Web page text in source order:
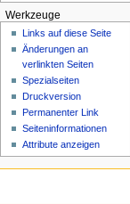
Werkzeuge
Links auf diese Seite
Änderungen an
verlinkten Seiten
Spezialseiten
Druckversion
Permanenter Link
Seiten­informationen
Attribute anzeigen